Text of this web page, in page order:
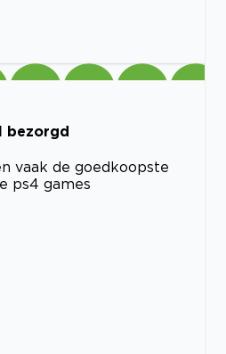
bezorgd
vaak de goedkoopste
ps4 games